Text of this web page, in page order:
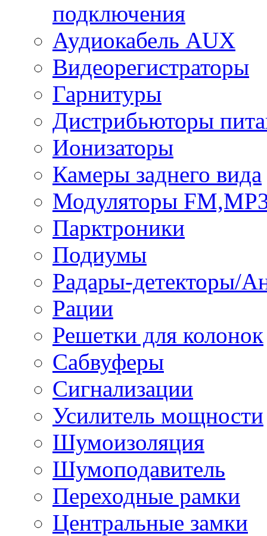
подключения
Аудиокабель AUX
Видеорегистраторы
Гарнитуры
Дистрибьюторы
Ионизаторы
Камеры заднего вида
Модуляторы
Парктроники
Подиумы
Радары-детекторы/
Рации
Решетки для колонок
Сабвуферы
Сигнализации
Усилитель мощности
Шумоизоляция
Шумоподавитель
Переходные рамки
Центральные замки